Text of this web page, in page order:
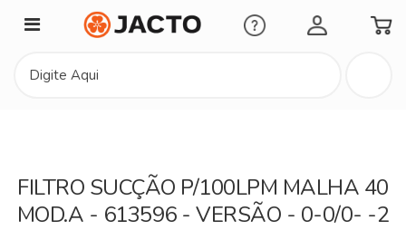
Minha Conta
FILTRO SUCÇÃO P/100LPM MALHA 40
MOD.A - 613596 - VERSÃO - 0-0/0- -2